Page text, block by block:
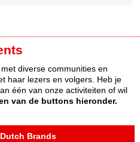
diverse communities en
haar lezers en volgers. Heb je
één van onze activiteiten of wil
van de buttons hieronder.
Brands